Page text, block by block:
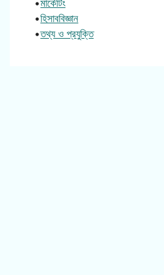
•মার্কেটিং
•হিসাববিজ্ঞান
•তথ্য ও প্রযুক্তি